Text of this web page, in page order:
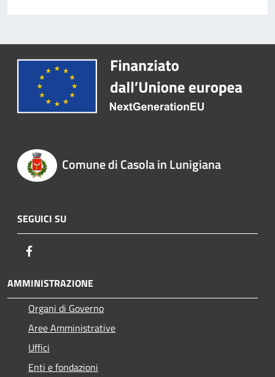
Comune di Casola in Lunigiana
SEGUICI SU
AMMINISTRAZIONE
Organi di Governo
Aree Amministrative
Uffici
Enti e fondazioni